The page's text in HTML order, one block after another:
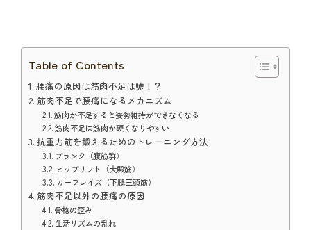
Table of Contents
腰痛の原因は筋肉不足は嘘！？
筋肉不足で腰痛になるメカニズム
筋肉が不足すると姿勢維持ができなくなる
筋肉不足は筋肉が硬くなりやすい
抗重力筋を鍛えるためのトレーニング方法
プランク（腹筋群）
ヒップリフト（大殿筋）
カーフレイズ（下腿三頭筋）
筋肉不足以外の腰痛の原因
骨格の歪み
生活リズムの乱れ